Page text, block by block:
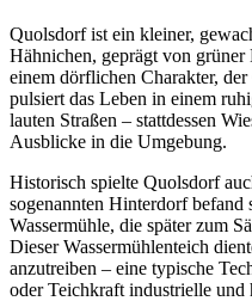
Quolsdorf ist ein kleiner,
Hähnichen, geprägt von grüner
einem dörflichen Charakter,
pulsiert das Leben in einem
lauten Straßen – stattdessen
Ausblicke in die Umgebung.
Historisch spielte Quolsdorf
sogenannten Hinterdorf
Wassermühle, die später zum
Dieser Wassermühlenteich
anzutreiben – eine typische
oder Teichkraft industrielle